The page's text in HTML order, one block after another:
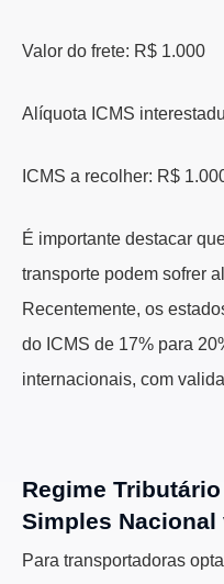
Valor do frete: R$ 1.000
Alíquota ICMS
ICMS a recolher: R$
É importante destacar
transporte podem sofrer
Recentemente, os
do ICMS de 17% para
internacionais, com
Regime
Simples
Para transportadoras